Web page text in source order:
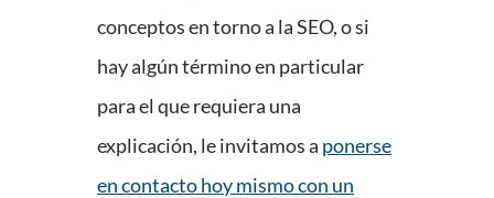
conceptos en torno a la SEO, o si
hay algún término en particular
para el que requiera una
explicación, le invitamos a ponerse
en contacto hoy mismo con un